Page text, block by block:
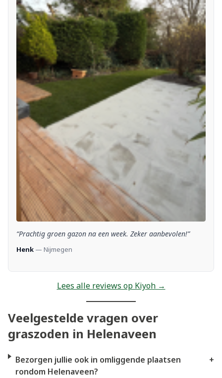
“Prachtig groen gazon na een week. Zeker aanbevolen!”
Henk — Nijmegen
Lees alle reviews op Kiyoh →
Veelgestelde vragen over
graszoden in Helenaveen
Bezorgen jullie ook in omliggende plaatsen
rondom Helenaveen?
+